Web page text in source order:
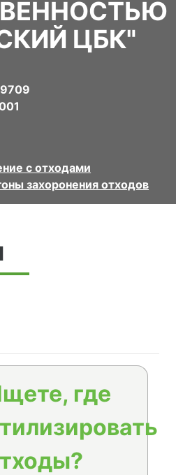
ЦБК"
с отходами
захоронения отходов
где